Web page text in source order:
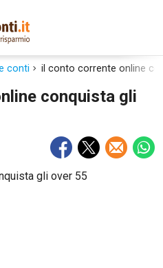
conti il conto corrente online
conquista gli